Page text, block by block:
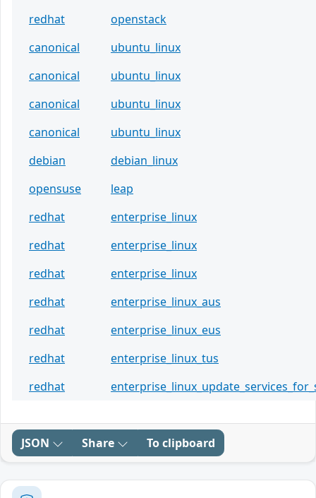
redhat
openstack
canonical
ubuntu_linux
canonical
ubuntu_linux
canonical
ubuntu_linux
canonical
ubuntu_linux
debian
debian_linux
opensuse
leap
redhat
enterprise_linux
redhat
enterprise_linux
redhat
enterprise_linux
redhat
enterprise_linux_aus
redhat
enterprise_linux_eus
redhat
enterprise_linux_tus
redhat
JSON Share To clipboard